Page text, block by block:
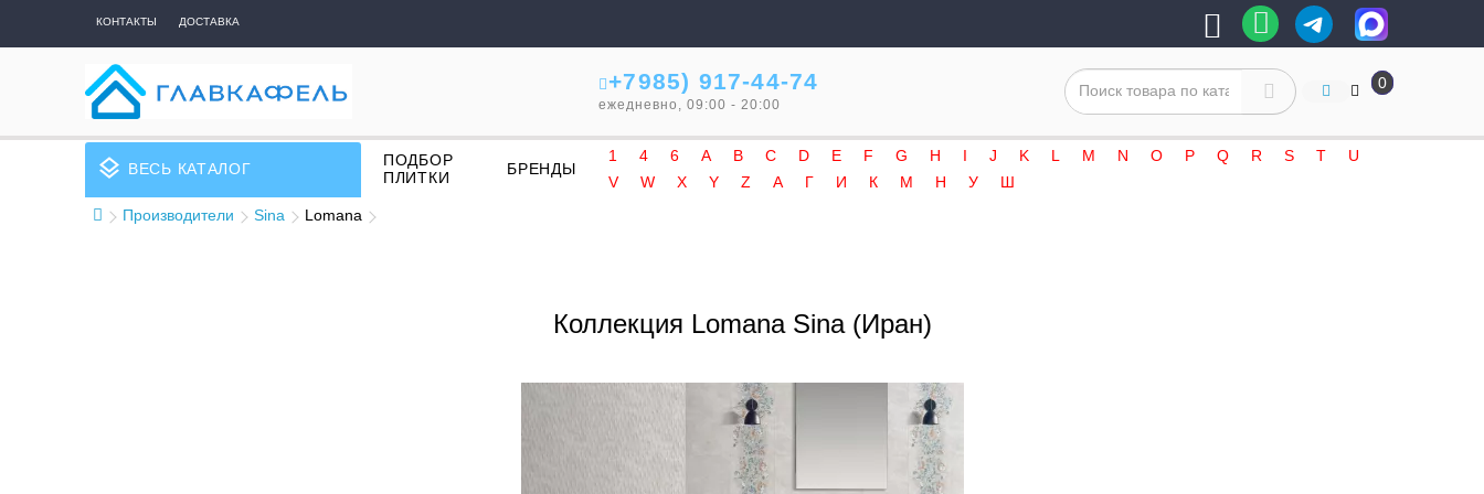
КОНТАКТЫ ДОСТАВКА
+7985) 917-44-74
ежедневно, 09:00 - 20:00
0
layers ВЕСЬ КАТАЛОГ
ПОДБОР
ПЛИТКИ
БРЕНДЫ
1 4 6 A B C D E F G H I J K L M N O P Q R S T
U
V
W X Y Z А Г И К М Н У
Ш
Производители
Sina Lomana
Коллекция Lomana Sina (Иран)